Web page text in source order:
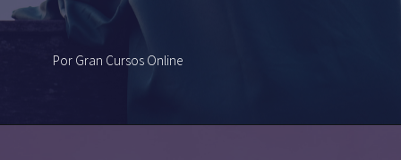
Por Gran Cursos Online